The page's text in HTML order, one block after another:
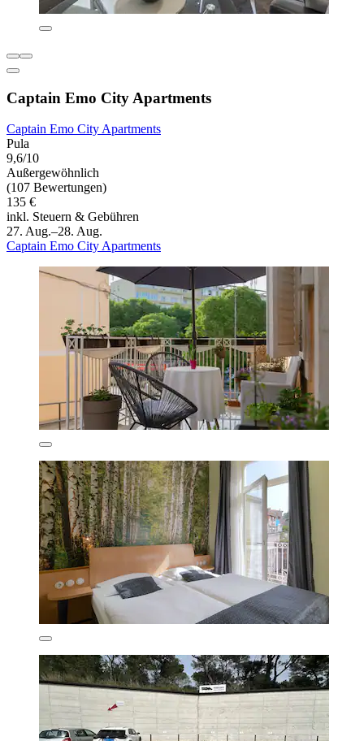
Captain Emo City Apartments
Captain Emo City Apartments
Pula
9,6/10
Außergewöhnlich
(107 Bewertungen)
135 €
inkl. Steuern & Gebühren
27. Aug.–28. Aug.
Captain Emo City Apartments